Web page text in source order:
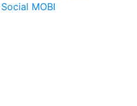
Social MOBI